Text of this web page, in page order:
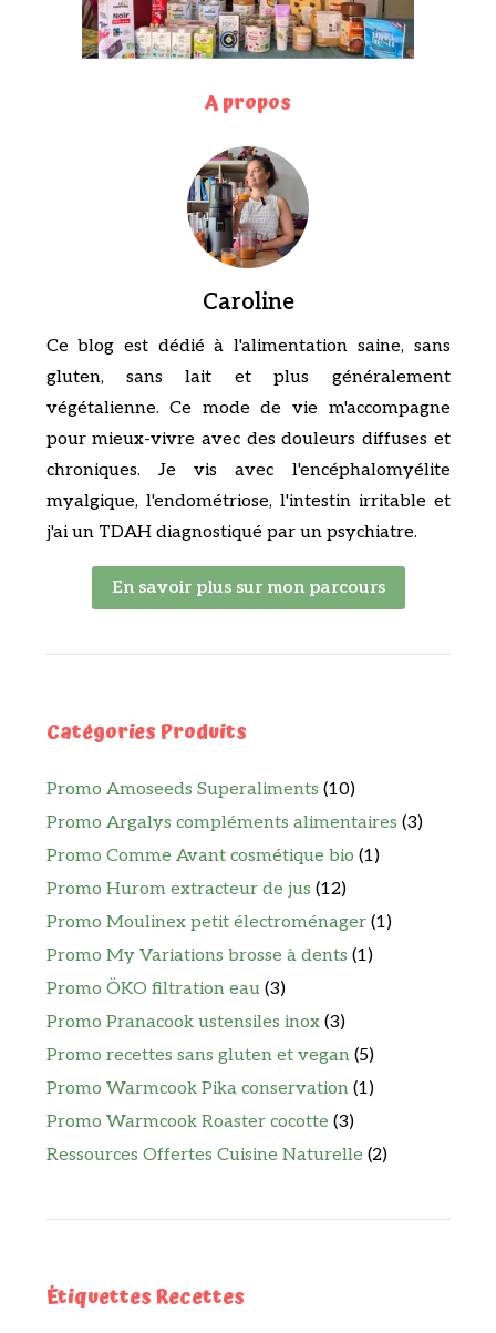
A propos
Caroline
Ce blog est dédié à l'alimentation saine, sans
gluten, sans lait et plus généralement
végétalienne. Ce mode de vie m'accompagne
pour mieux-vivre avec des douleurs diffuses et
chroniques. Je vis avec l'encéphalomyélite
myalgique, l'endométriose, l'intestin irritable et
j'ai un TDAH diagnostiqué par un psychiatre.
En savoir plus sur mon parcours
Catégories Produits
Promo Amoseeds Superaliments (10)
Promo Argalys compléments alimentaires (3)
Promo Comme Avant cosmétique bio (1)
Promo Hurom extracteur de jus (12)
Promo Moulinex petit électroménager (1)
Promo My Variations brosse à dents (1)
Promo ÖKO filtration eau (3)
Promo Pranacook ustensiles inox (3)
Promo recettes sans gluten et vegan (5)
Promo Warmcook Pika conservation (1)
Promo Warmcook Roaster cocotte (3)
Ressources Offertes Cuisine Naturelle (2)
Étiquettes Recettes